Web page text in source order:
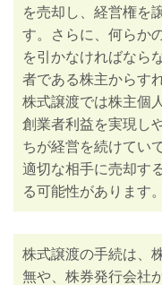
を売却し、経営権を
す。さらに、何らか
を引かなければなら
者である株主からす
株式譲渡では株主個
創業者利益を実現し
ちが経営を続けてい
適切な相手に売却す
る可能性があります。
株式譲渡の手続は、
無や、株券発行会社